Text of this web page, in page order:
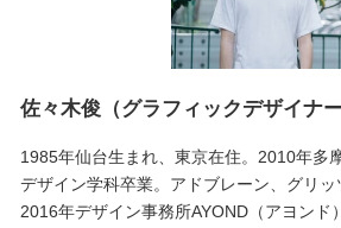
佐々木俊（グラフィックデザイナー
1985年仙台生まれ、東京在住。2010年多
デザイン学科卒業。アドブレーン、グリッ
2016年デザイン事務所AYOND（アヨンド